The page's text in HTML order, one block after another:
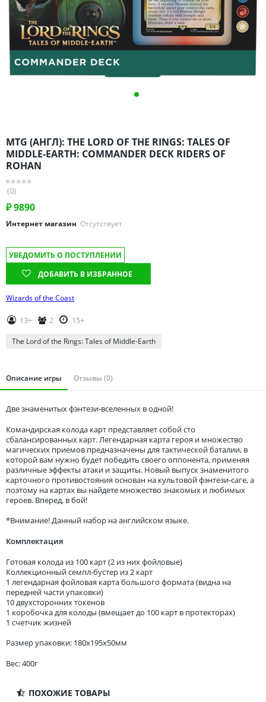
Оренбургская область
Пензенская область
Ростовская область
Саратовская область
Свердловская область
Смоленская область
Тверская область
Томская область
Тюменская область
Удмуртия
Ульяновская область
MTG (АНГЛ): THE LORD OF THE RINGS: TALES OF
MIDDLE-EARTH: COMMANDER DECK RIDERS OF
ROHAN
(0)
₽9890
Интернет магазин Отсутствует
УВЕДОМИТЬ О ПОСТУПЛЕНИИ
ДОБАВИТЬ В ИЗБРАННОЕ
Wizards of the Coast
13+ 2 15+
The Lord of the Rings: Tales of Middle-Earth
Описание игры Отзывы (0)
Две знаменитых фэнтези-вселенных в одной!
Командирская колода карт представляет собой сто
сбалансированных карт. Легендарная карта героя и множество
магических приемов предназначены для тактической баталии, в
которой вам нужно будет победить своего оппонента, применяя
различные эффекты атаки и защиты. Новый выпуск знаменитого
карточного противостояния основан на культовой фэнтези-саге, а
поэтому на картах вы найдете множество знакомых и любимых
героев. Вперед, в бой!
*Внимание! Данный набор на английском языке.
Комплектация
Готовая колода из 100 карт (2 из них фойловые)
Коллекционный семпл-бустер из 2 карт
1 легендарная фойловая карта большого формата (видна на
передней части упаковки)
10 двухсторонних токенов
1 коробочка для колоды (вмещает до 100 карт в протекторах)
1 счетчик жизней
Размер упаковки: 180x195x50мм
Вес: 400г
ПОХОЖИЕ ТОВАРЫ